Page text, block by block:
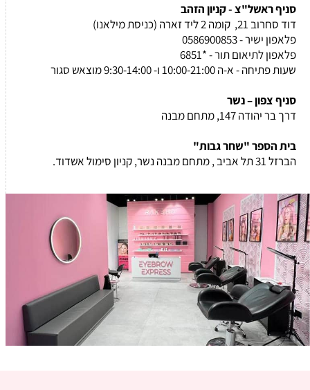
סניף ראשל"צ - קניון הזהב
דוד סחרוב 21, קומה 2 ליד זארה (כניסת מילאנו)
פלאפון ישיר - 0586900853
פלאפון לתיאום תור - *6851
שעות פתיחה - א-ה 10:00-21:00 ו- 9:30-14:00 מוצאש סגור
סניף צפון – נשר
דרך בר יהודה 147, מתחם מבנה
בית הספר "שחר גבות"
הברזל 31 תל אביב , מתחם מבנה נשר, קניון סימול אשדוד.